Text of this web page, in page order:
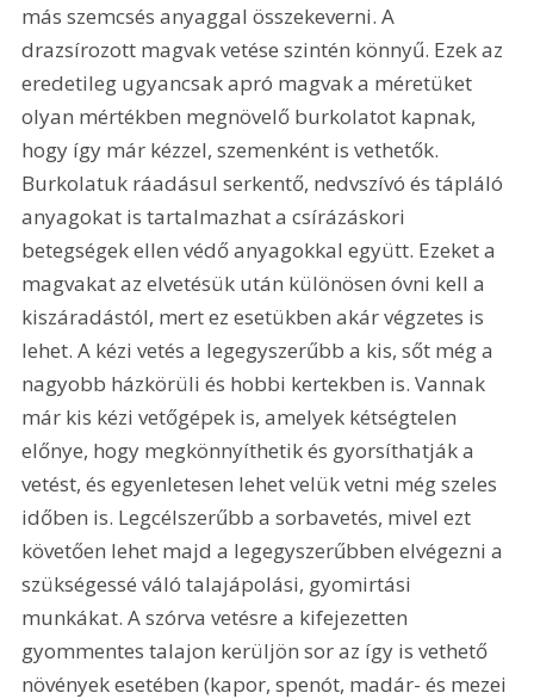
más szemcsés anyaggal összekeverni. A
drazsírozott magvak vetése szintén könnyű. Ezek az
eredetileg ugyancsak apró magvak a méretüket
olyan mértékben megnövelő burkolatot kapnak,
hogy így már kézzel, szemenként is vethetők.
Burkolatuk ráadásul serkentő, nedvszívó és tápláló
anyagokat is tartalmazhat a csírázáskori
betegségek ellen védő anyagokkal együtt. Ezeket a
magvakat az elvetésük után különösen óvni kell a
kiszáradástól, mert ez esetükben akár végzetes is
lehet. A kézi vetés a legegyszerűbb a kis, sőt még a
nagyobb házkörüli és hobbi kertekben is. Vannak
már kis kézi vetőgépek is, amelyek kétségtelen
előnye, hogy megkönnyíthetik és gyorsíthatják a
vetést, és egyenletesen lehet velük vetni még szeles
időben is. Legcélszerűbb a sorbavetés, mivel ezt
követően lehet majd a legegyszerűbben elvégezni a
szükségessé váló talajápolási, gyomirtási
munkákat. A szórva vetésre a kifejezetten
gyommentes talajon kerüljön sor az így is vethető
növények esetében (kapor, spenót, madár- és mezei